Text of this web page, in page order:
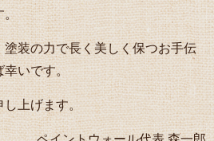
。
装の力で長く美しく保つお手伝
幸いです。
し上げます。